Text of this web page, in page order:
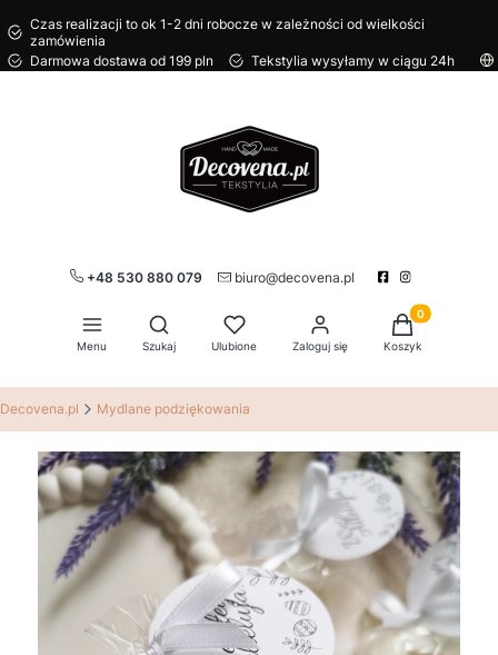
Czas realizacji to ok 1-2 dni robocze w zależności od wielkości
zamówienia
Darmowa dostawa od 199 pln
Tekstylia wysyłamy w ciągu 24h
+48 530 880 079 biuro@decovena.pl
Menu
Otwórz wyszukiwarkę
Szukaj Ulubione Zaloguj się
Produkty w
Koszyk
Decovena.pl Mydlane podziękowania